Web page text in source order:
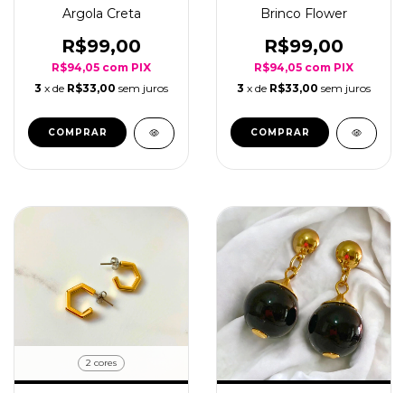
Argola Creta
R$99,00
R$94,05 com PIX
3 x de R$33,00 sem juros
COMPRAR
Brinco Flower
R$99,00
R$94,05 com PIX
3 x de R$33,00 sem juros
COMPRAR
2 cores